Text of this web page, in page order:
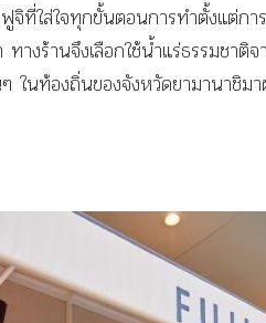
จิที่ใส่ใจทุกขั้นตอนการทำตั้งแต่ก
ร้านจึงเลือกใช้น้ำแร่ธรรมชาติจ
ในท้องถิ่นของจังหวัดยามานาชิม